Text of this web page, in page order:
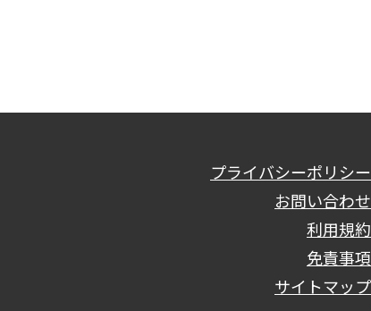
プライバシーポリシー
お問い合わせ
利用規約
免責事項
サイトマップ